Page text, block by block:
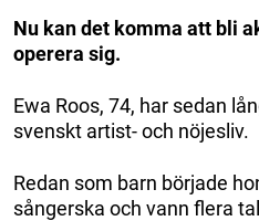
Nu kan det komma att bli
operera sig.
Ewa Roos, 74, har sedan
svenskt artist- och nöjesliv.
Redan som barn började
sångerska och vann flera